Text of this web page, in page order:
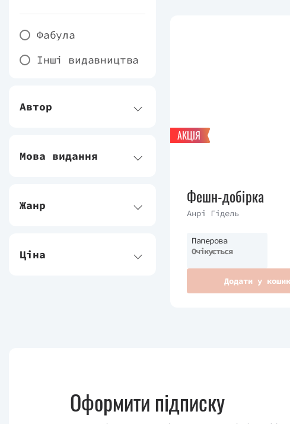
Фабула
Інші видавництва
Автор
Мова видання
Жанр
Ціна
АКЦІЯ
Фешн-добірка
Анрі Гідель
Паперова
Очікується
Додати у кошик
Оформити підписку